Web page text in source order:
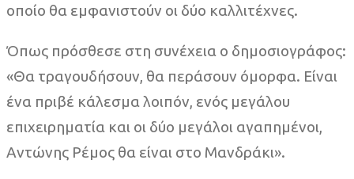
οποίο θα εμφανιστούν οι δύο καλλιτέχνες.
Όπως πρόσθεσε στη συνέχεια ο δημοσιογράφος:
«Θα τραγουδήσουν, θα περάσουν όμορφα. Είναι
ένα πριβέ κάλεσμα λοιπόν, ενός μεγάλου
επιχειρηματία και οι δύο μεγάλοι αγαπημένοι,
Αντώνης Ρέμος θα είναι στο Μανδράκι».